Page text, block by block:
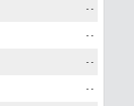
--
--
--
--